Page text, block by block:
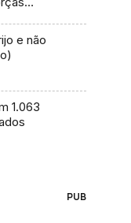
e não
1.063
PUB